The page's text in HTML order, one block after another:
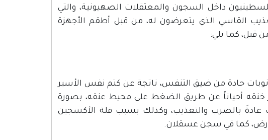
داخل السجون والمعتقلات الصهيونية، والتي
القاسي الذي يتعرضون له، من قبل أطقم الأجهزة
قبل، كما يلي:
حادة من ضيق التنفس، ناتجة عن كتم نفس الأسير
أحياناً عن طريق الضغط على محيط عنقه، بصورة
عادةً بالضرب والتعذيب، وكذلك بسبب قلة الأكسجين
الأرض، كما في سجن عسقلان.